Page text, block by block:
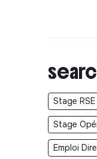
Stage RSE
Stage
Emploi